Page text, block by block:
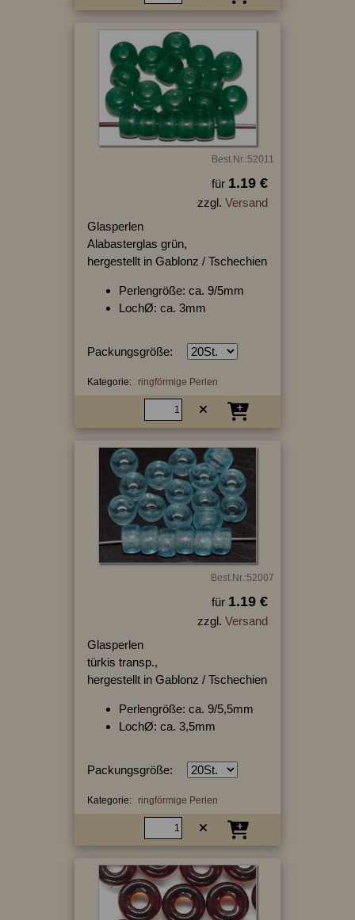
Best.Nr.:52011
für 1.19 €
zzgl. Versand
Glasperlen
Alabasterglas grün,
hergestellt in Gablonz / Tschechien
Perlengröße: ca. 9/5mm
LochØ: ca. 3mm
Packungsgröße:
Kategorie: ringförmige Perlen
Best.Nr.:52007
für 1.19 €
zzgl. Versand
Glasperlen
türkis transp.,
hergestellt in Gablonz / Tschechien
Perlengröße: ca. 9/5,5mm
LochØ: ca. 3,5mm
Packungsgröße:
Kategorie: ringförmige Perlen